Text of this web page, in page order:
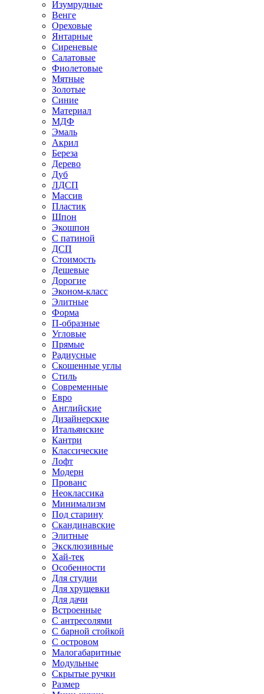
Изумрудные
Венге
Ореховые
Янтарные
Сиреневые
Салатовые
Фиолетовые
Мятные
Золотые
Синие
Материал
МДФ
Эмаль
Акрил
Береза
Дерево
Дуб
ЛДСП
Массив
Пластик
Шпон
Экошпон
С патиной
ДСП
Стоимость
Дешевые
Дорогие
Эконом-класс
Элитные
Форма
П-образные
Угловые
Прямые
Радиусные
Скошенные углы
Стиль
Современные
Евро
Английские
Дизайнерские
Итальянские
Кантри
Классические
Лофт
Модерн
Прованс
Неоклассика
Минимализм
Под старину
Скандинавские
Элитные
Эксклюзивные
Хай-тек
Особенности
Для студии
Для хрущевки
Для дачи
Встроенные
С антресолями
С барной стойкой
С островом
Малогабаритные
Модульные
Скрытые ручки
Размер